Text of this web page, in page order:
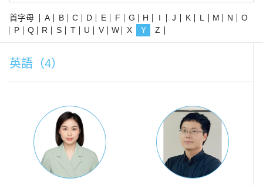
首字母 A B C D E F G H I J K L M N
O
P
Q R S T U V W X Y Z
英語（4）